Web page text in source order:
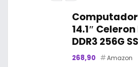
14.1″
DDR3 256G
268,90
Amazon